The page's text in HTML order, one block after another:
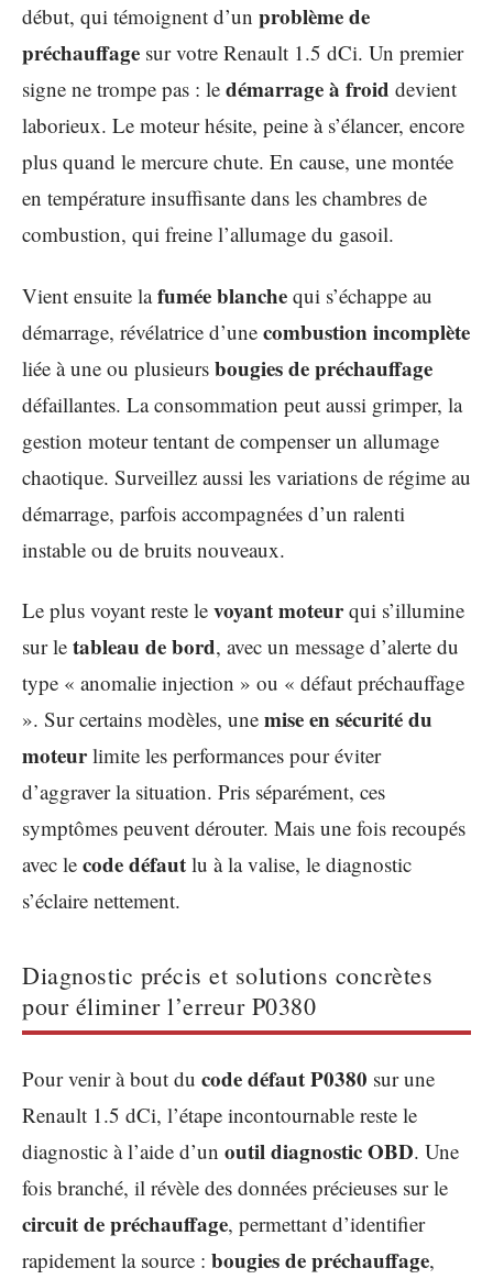
début, qui témoignent d’un problème de
préchauffage sur votre Renault 1.5 dCi. Un premier
signe ne trompe pas : le démarrage à froid devient
laborieux. Le moteur hésite, peine à s’élancer, encore
plus quand le mercure chute. En cause, une montée
en température insuffisante dans les chambres de
combustion, qui freine l’allumage du gasoil.
Vient ensuite lafumée blanche qui s’échappe au
démarrage, révélatrice d’une combustion incomplète
liée à une ou plusieurs bougies de préchauffage
défaillantes. La consommation peut aussi grimper, la
gestion moteur tentant de compenser un allumage
chaotique. Surveillez aussi les variations de régime au
démarrage, parfois accompagnées d’un ralenti
instable ou de bruits nouveaux.
Le plus voyant reste le voyant moteurqui s’illumine
sur le tableau de bord, avec un message d’alerte du
type « anomalie injection » ou « défaut préchauffage
». Sur certains modèles, une mise en sécurité du
moteurlimite les performances pour éviter
d’aggraver la situation. Pris séparément, ces
symptômes peuvent dérouter. Mais une fois recoupés
avec le code défaut lu à la valise, le diagnostic
s’éclaire nettement.
Diagnostic précis et solutions concrètes
pour éliminer l’erreur P0380
Pour venir à bout du code défaut P0380 sur une
Renault 1.5 dCi, l’étape incontournable reste le
diagnostic à l’aide d’un outil diagnostic OBD. Une
fois branché, il révèle des données précieuses sur le
circuit de préchauffage, permettant d’identifier
rapidement la source : bougies de préchauffage,